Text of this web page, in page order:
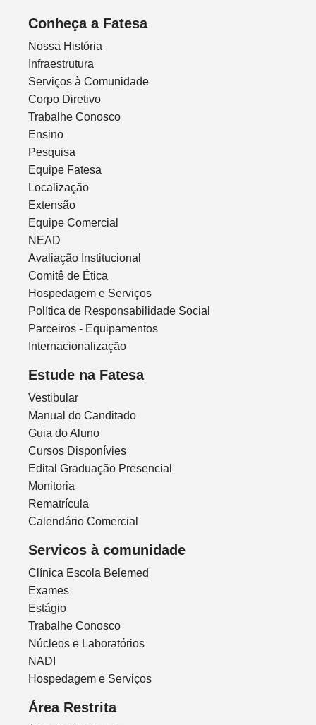
Conheça a Fatesa
Nossa História
Infraestrutura
Serviços à Comunidade
Corpo Diretivo
Trabalhe Conosco
Ensino
Pesquisa
Equipe Fatesa
Localização
Extensão
Equipe Comercial
NEAD
Avaliação Institucional
Comitê de Ética
Hospedagem e Serviços
Política de Responsabilidade Social
Parceiros - Equipamentos
Internacionalização
Estude na Fatesa
Vestibular
Manual do Canditado
Guia do Aluno
Cursos Disponívies
Edital Graduação Presencial
Monitoria
Rematrícula
Calendário Comercial
Servicos à comunidade
Clínica Escola Belemed
Exames
Estágio
Trabalhe Conosco
Núcleos e Laboratórios
NADI
Hospedagem e Serviços
Área Restrita